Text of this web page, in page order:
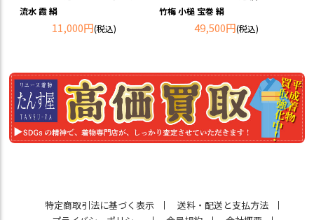
流水 霞 絹
11,000円(税込)
竹梅 小槌 宝巻 絹
49,500円(税込)
特定商取引法に基づく表示
送料・配送と支払方法